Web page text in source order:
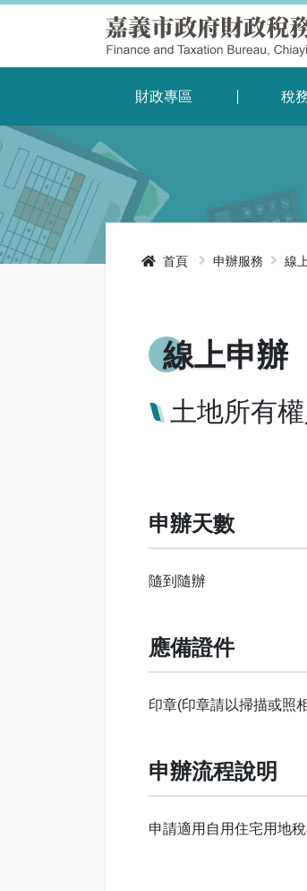
財政專區 稅
首頁 申辦服務 線
線上申辦
土地所有
申辦天數
隨到隨辦
應備證件
印章(印章請以掃描或照
申辦流程說明
申請適用自用住宅用地